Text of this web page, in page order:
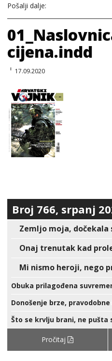
Pošalji dalje:
cijena.indd
17.09.2020
Broj 766, srpanj
Zemljo moja, dočekala
Onaj trenutak kad
Mi nismo heroji, nego
Obuka prilagođena
Donošenje brze,
Što se krvlju brani, ne pušta
Pročitaj